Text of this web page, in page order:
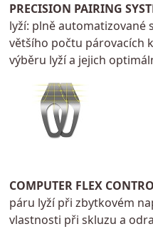
PRECISION PAIRING
lyží: plně automatizované
většího počtu párovacích
výběru lyží a jejich
COMPUTER FLEX
páru lyží při zbytkovém
vlastnosti při skluzu a